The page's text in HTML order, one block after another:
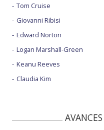
Tom Cruise
Giovanni Ribisi
Edward Norton
Logan Marshall-Green
Keanu Reeves
Claudia Kim